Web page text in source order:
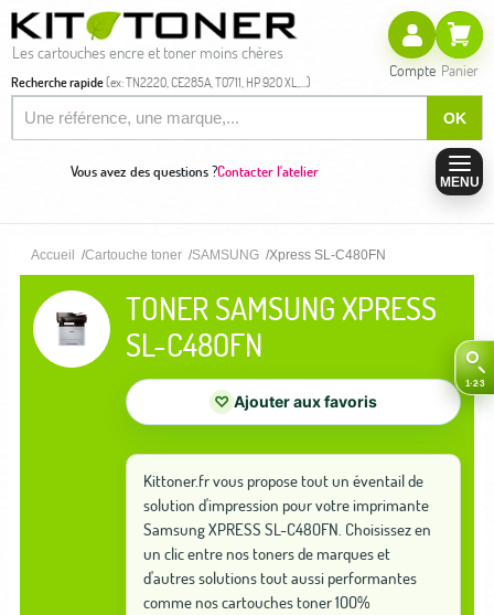
Les cartouches encre et toner moins chères
Recherche rapide(ex: TN2220, CE285A, T0711, HP 920 XL,...)
OK
Compte Panier
Vous avez des questions ?Contacter l'atelier
MENU
Accueil Cartouche toner SAMSUNG Xpress SL-C480FN
TONER SAMSUNG XPRESS
SL-C480FN
♡ Ajouter aux favoris
Kittoner.fr vous propose tout un éventail de
solution d'impression pour votre imprimante
Samsung XPRESS SL-C480FN. Choisissez en
un clic entre nos toners de marques et
d'autres solutions tout aussi performantes
comme nos cartouches toner 100%